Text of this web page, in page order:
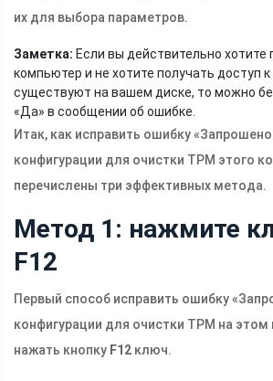
их для выбора параметров.
Заметка: Если вы действительно хотите
компьютер и не хотите получать доступ
существуют на вашем диске, то можно
«Да» в сообщении об ошибке.
Итак, как исправить ошибку
конфигурации для очистки TPM этого
перечислены три эффективных метода.
Метод 1: нажмите
F12
Первый способ исправить ошибку
конфигурации для очистки TPM на
нажать кнопку F12 ключ.